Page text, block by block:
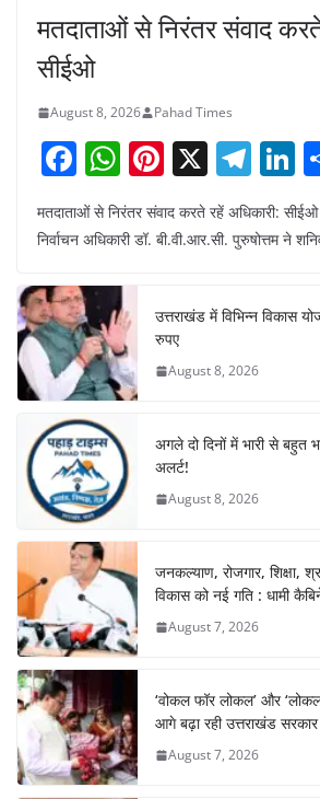
मतदाताओं से निरंतर संवाद
सीईओ
August 8, 2026 Pahad Times
F
a
c
b
o
o
k
W
h
at
A
p
p
Pi
er
X T
el
e
a
m
n
k
dI
n
मतदाताओं से निरंतर संवाद करते रहें अधिकारी:
निर्वाचन अधिकारी डॉ. बी.वी.आर.सी. पुरुषोत्तम ने
उत्तराखंड में विभिन्न विकास
रुपए
August 8, 2026
अगले दो दिनों में भारी से बहुत
अलर्ट!
August 8, 2026
जनकल्याण, रोजगार, शिक्षा,
विकास को नई गति : धामी
August 7, 2026
‘वोकल फॉर लोकल’ और
आगे बढ़ा रही उत्तराखंड सरकार
August 7, 2026